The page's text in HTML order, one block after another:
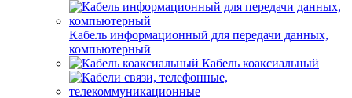
Кабель информационный для передачи данных,
компьютерный
Кабель коаксиальный